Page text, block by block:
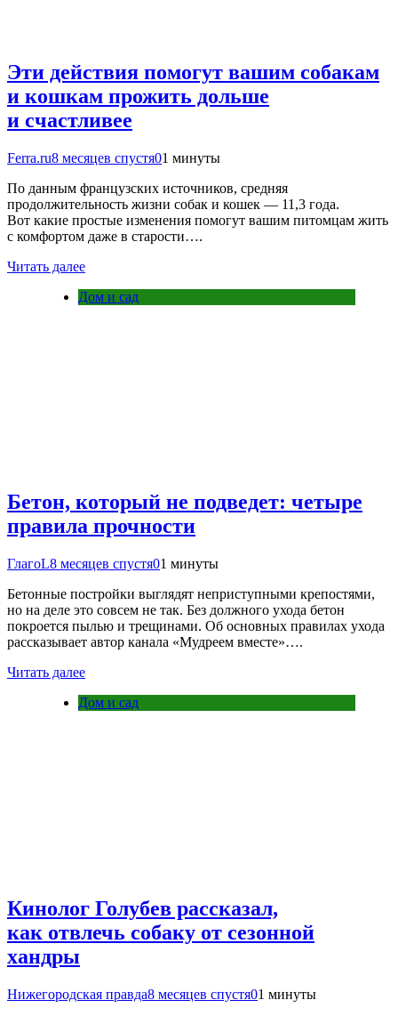
Эти действия помогут вашим собакам
и кошкам прожить дольше
и счастливее
Ferra.ru8 месяцев спустя01 минуты
По данным французских источников, средняя
продолжительность жизни собак и кошек — 11,3 года.
Вот какие простые изменения помогут вашим питомцам жить
с комфортом даже в старости….
Читать далее
Дом и сад
Бетон, который не подведет: четыре
правила прочности
ГлагоL8 месяцев спустя01 минуты
Бетон​‍​‌‍​‍‌ные постройки выглядят неприступными крепостями,
но на деле это совсем не так. Без должного ухода бетон
покроется пылью и трещинами. Об основных правилах ухода
рассказывает автор канала «Мудреем вместе»….
Читать далее
Дом и сад
Кинолог Голубев рассказал,
как отвлечь собаку от сезонной
хандры
Нижегородская правда8 месяцев спустя01 минуты